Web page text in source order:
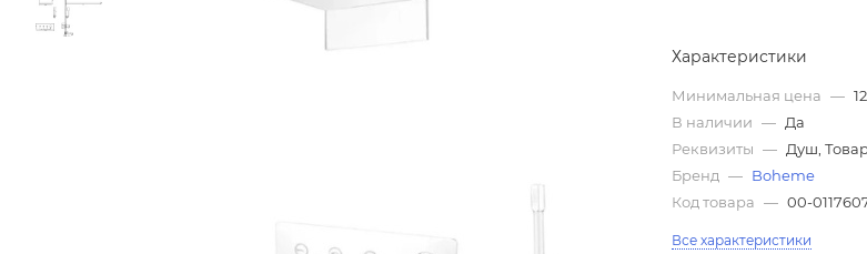
Характеристики
Минимальная цена —
В наличии — Да
Реквизиты — Душ,
Бренд — Boheme
Код товара — 00-
Все характеристики